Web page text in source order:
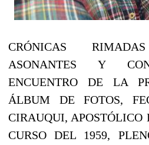
CRÓNICAS
ASONANTES Y
ENCUENTRO DE LA
ÁLBUM DE FOTOS,
CIRAUQUI, APOSTÓLICO
CURSO DEL 1959,